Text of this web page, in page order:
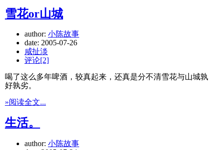
雪花or山城
author: 小陈故事
date: 2005-07-26
咸扯淡
评论[2]
喝了这么多年啤酒，较真起来，还真是分不清雪花与山城孰
好孰劣。
»阅读全文...
生活。
author: 小陈故事